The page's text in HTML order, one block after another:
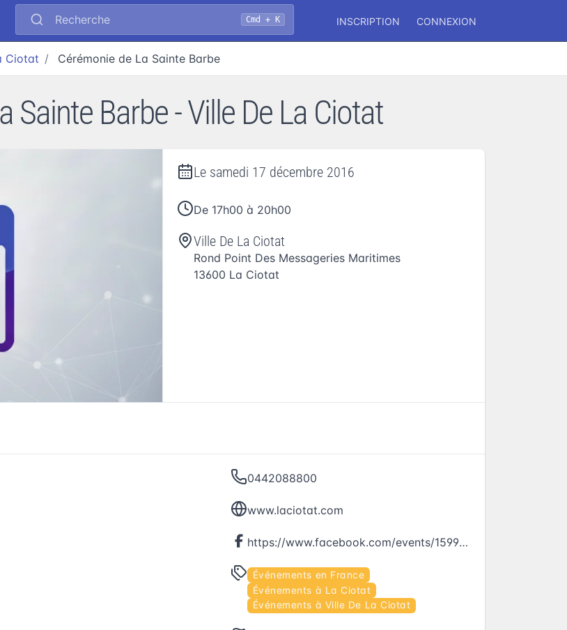
Recherche Cmd + K INSCRIPTION CONNEXION
Ciotat Cérémonie de La Sainte Barbe
Sainte Barbe - Ville De La Ciotat
Le samedi 17 décembre 2016
De 17h00 à 20h00
Ville De La Ciotat
Rond Point Des Messageries Maritimes
13600 La Ciotat
0442088800
www.laciotat.com
https://www.facebook.com/events/1599644970343671
Événements en France
Événements à La Ciotat
Événements à Ville De La Ciotat